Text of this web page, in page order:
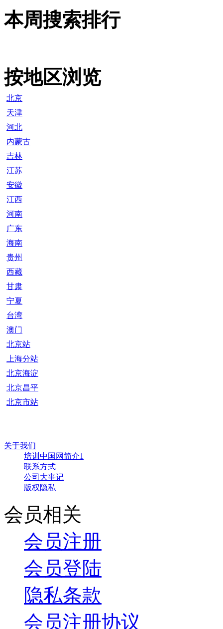
本周搜索排行
按地区浏览
北京
天津
河北
内蒙古
吉林
江苏
安徽
江西
河南
广东
海南
贵州
西藏
甘肃
宁夏
台湾
澳门
北京站
上海分站
北京海淀
北京昌平
北京市站
关于我们
培训中国网简介1
联系方式
公司大事记
版权隐私
会员相关
会员注册
会员登陆
隐私条款
会员注册协议